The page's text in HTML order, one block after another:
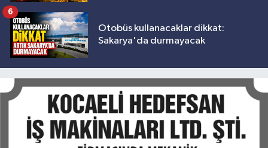
Otobüs kullanacaklar dikkat:
Sakarya'da durmayacak
6